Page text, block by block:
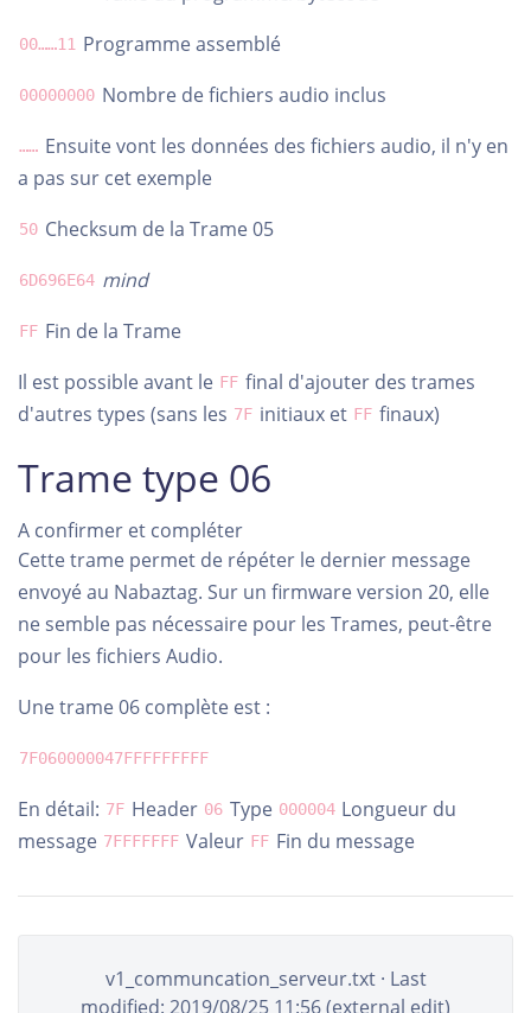
00……11 Programme assemblé
00000000 Nombre de fichiers audio inclus
…… Ensuite vont les données des fichiers audio, il n'y en
a pas sur cet exemple
50 Checksum de la Trame 05
6D696E64 mind
FF Fin de la Trame
Il est possible avant le FF final d'ajouter des trames
d'autres types (sans les 7F initiaux et FF finaux)
Trame type 06
A confirmer et compléter
Cette trame permet de répéter le dernier message
envoyé au Nabaztag. Sur un firmware version 20, elle
ne semble pas nécessaire pour les Trames, peut-être
pour les fichiers Audio.
Une trame 06 complète est :
7F060000047FFFFFFFFF
En détail: 7F Header 06 Type 000004 Longueur du
message 7FFFFFFF Valeur FF Fin du message
v1_communcation_serveur.txt· Last
modified: 2019/08/25 11:56 (external edit)